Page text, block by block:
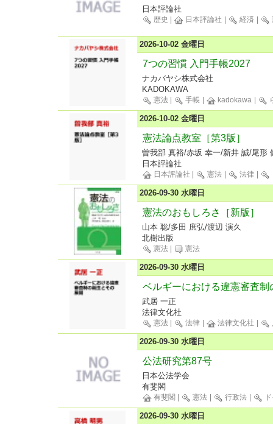
日本評論社
歴史 日本評論社 経済
2026-10-02 金曜日
7つの習慣 入門手帳2027
ナカバヤシ株式会社
KADOKAWA
憲法 手帳 kadokawa
2026-10-02 金曜日
憲法論点教室［第3版］
曽我部 真裕/赤坂 幸一/新井 誠/尾形
日本評論社
日本評論社 憲法 法律
2026-09-30 水曜日
憲法のおもしろさ［新版］
山本 聡/多田 庶弘/渡辺 演久
北樹出版
憲法 憲法
2026-09-30 水曜日
ベルギーにおける違憲審査制
武居 一正
法律文化社
憲法 法律 法律文化社
2026-09-30 水曜日
公法研究第87号
日本公法学会
有斐閣
有斐閣 憲法 行政法
2026-09-30 水曜日